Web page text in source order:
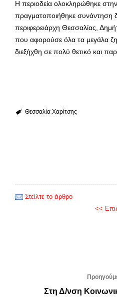
Η περιοδεία ολοκληρώθηκε
πραγματοποιήθηκε συνάντηση
περιφερειάρχη Θεσσαλίας,
που αφορούσε όλα τα μεγάλα
διεξήχθη σε πολύ θετικό και
Θεσσαλία Χαρίτσης
Στείλτε το άρθρο
<<
Στη Δ/νση